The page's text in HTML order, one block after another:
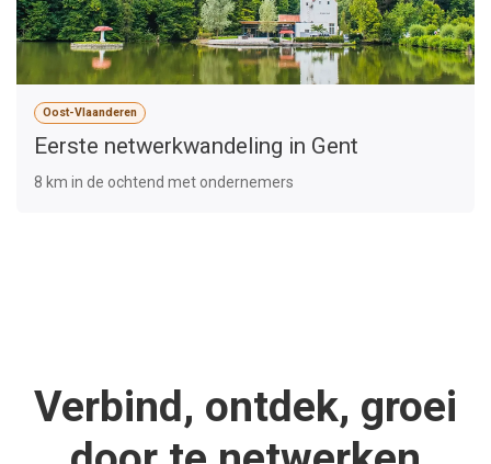
Oost-Vlaanderen
Eerste netwerkwandeling in Gent
8 km in de ochtend met ondernemers
Verbind, ontdek, groei